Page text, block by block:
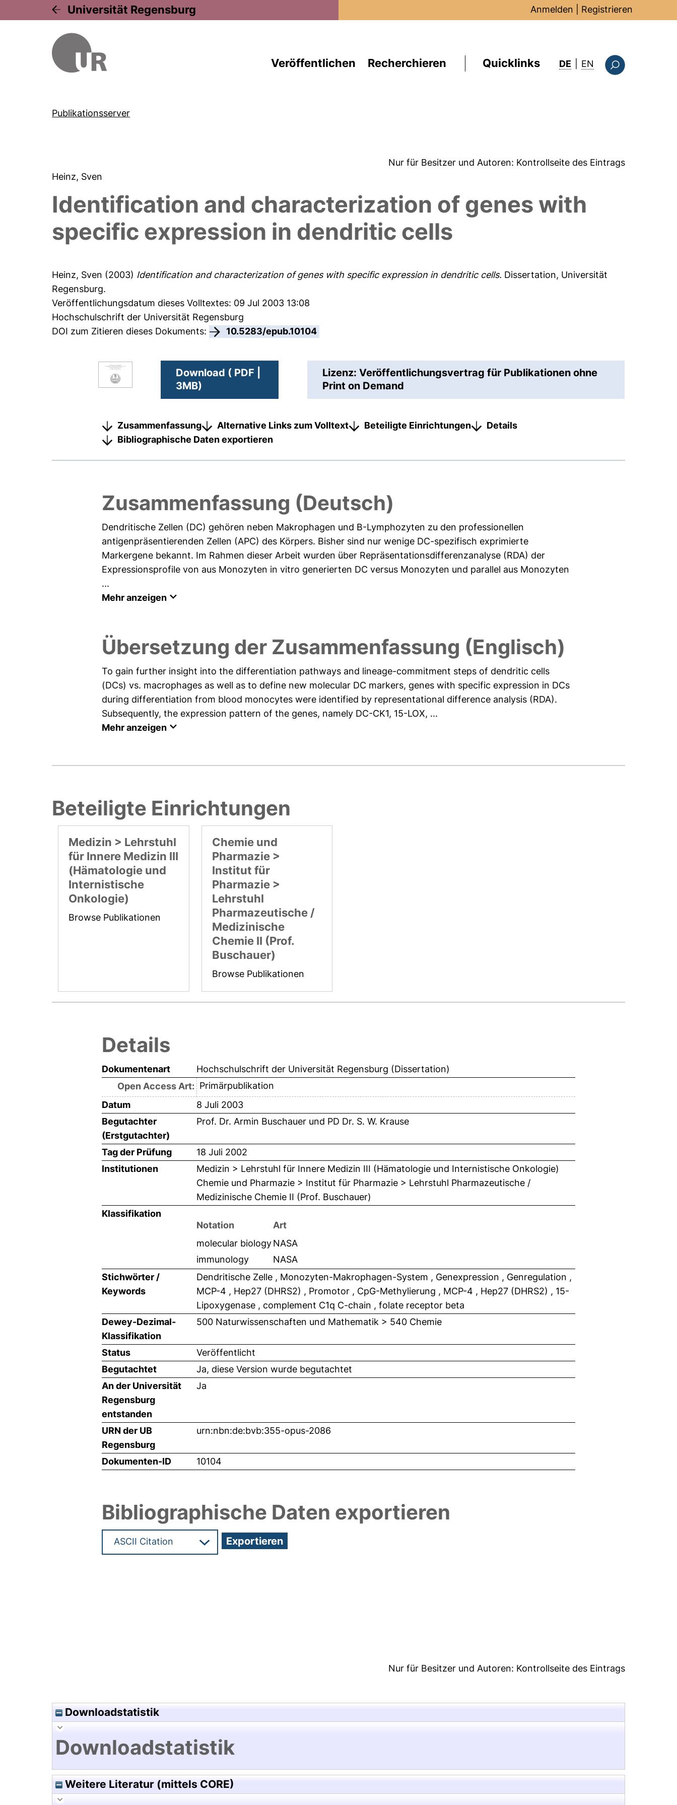
Universität Regensburg Anmelden Registrieren
Veröffentlichen Recherchieren Quicklinks DE EN : this page in
Publikationsserver
Nur für Besitzer und Autoren: Kontrollseite des Eintrags
Heinz, Sven
Identification and characterization of genes with
specific expression in dendritic cells
Heinz, Sven (2003) Identification and characterization of genes with specific expression in dendritic cells. Dissertation, Universität
Regensburg.
Veröffentlichungsdatum dieses Volltextes: 09 Jul 2003 13:08
Hochschulschrift der Universität Regensburg
DOI zum Zitieren dieses Dokuments:
10.5283/epub.10104
Download ( PDF |
3MB)
Lizenz: Veröffentlichungsvertrag für Publikationen ohne
Print on Demand
Zusammenfassung Alternative Links zum Volltext Beteiligte Einrichtungen
Details
Bibliographische Daten exportieren
Zusammenfassung (Deutsch)
Dendritische Zellen (DC) gehören neben Makrophagen und B-Lymphozyten zu den professionellen
antigenpräsentierenden Zellen (APC) des Körpers. Bisher sind nur wenige DC-spezifisch exprimierte
Markergene bekannt. Im Rahmen dieser Arbeit wurden über Repräsentationsdifferenzanalyse (RDA) der
Expressionsprofile von aus Monozyten in vitro generierten DC versus Monozyten und parallel aus Monozyten
...
Mehr anzeigen
Übersetzung der Zusammenfassung (Englisch)
To gain further insight into the differentiation pathways and lineage-commitment steps of dendritic cells
(DCs) vs. macrophages as well as to define new molecular DC markers, genes with specific expression in DCs
during differentiation from blood monocytes were identified by representational difference analysis (RDA).
Subsequently, the expression pattern of the genes, namely DC-CK1, 15-LOX, ...
Mehr anzeigen
Beteiligte Einrichtungen
Medizin > Lehrstuhl
für Innere Medizin III
(Hämatologie und
Internistische
Onkologie)
Browse Publikationen
Chemie und
Pharmazie >
Institut für
Pharmazie >
Lehrstuhl
Pharmazeutische /
Medizinische
Chemie II (Prof.
Buschauer)
Browse Publikationen
Details
Dokumentenart
Hochschulschrift der Universität Regensburg (Dissertation)
Open Access Art: Primärpublikation
Datum
8 Juli 2003
Begutachter
(Erstgutachter)
Prof. Dr. Armin Buschauer und PD Dr. S. W. Krause
Tag der Prüfung
18 Juli 2002
Institutionen
Medizin > Lehrstuhl für Innere Medizin III (Hämatologie und Internistische Onkologie)
Chemie und Pharmazie > Institut für Pharmazie > Lehrstuhl Pharmazeutische /
Medizinische Chemie II (Prof. Buschauer)
Klassifikation
Notation
Art
molecular biologyNASA
immunology
NASA
Stichwörter /
Keywords
Dendritische Zelle , Monozyten-Makrophagen-System , Genexpression , Genregulation ,
MCP-4 , Hep27 (DHRS2) , Promotor , CpG-Methylierung , MCP-4 , Hep27 (DHRS2) , 15-
Lipoxygenase , complement C1q C-chain , folate receptor beta
Dewey-Dezimal-
Klassifikation
500 Naturwissenschaften und Mathematik > 540 Chemie
Status
Veröffentlicht
Begutachtet
Ja, diese Version wurde begutachtet
An der Universität
Regensburg
entstanden
Ja
URN der UB
Regensburg
urn:nbn:de:bvb:355-opus-2086
Dokumenten-ID 10104
Bibliographische Daten exportieren
Nur für Besitzer und Autoren: Kontrollseite des Eintrags
Downloadstatistik
Downloadstatistik
Weitere Literatur (mittels CORE)